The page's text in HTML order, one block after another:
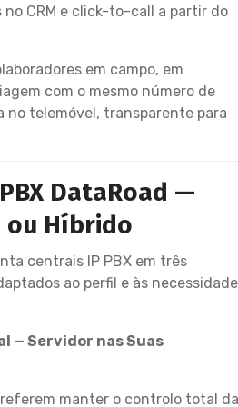
CRM e click-to-call a partir do
em campo, em
com o mesmo número de
no telemóvel, transparente para
DataRoad —
ou Híbrido
centrais IP PBX em três
ao perfil e às
— Servidor nas Suas
manter o controlo total da